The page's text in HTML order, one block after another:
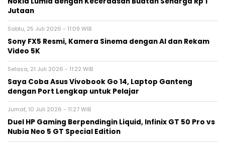
Jutaan
Sabtu, 25 Juli 2026 - 11:09 WIB
Sony FX5 Resmi, Kamera Sinema dengan AI dan Rekam
Video 5K
Selasa, 21 Juli 2026 - 11:22 WIB
Saya Coba Asus Vivobook Go 14, Laptop Ganteng
dengan Port Lengkap untuk Pelajar
Jumat, 10 Juli 2026 - 11:27 WIB
Duel HP Gaming Berpendingin Liquid, Infinix GT 50 Pro vs
Nubia Neo 5 GT Special Edition